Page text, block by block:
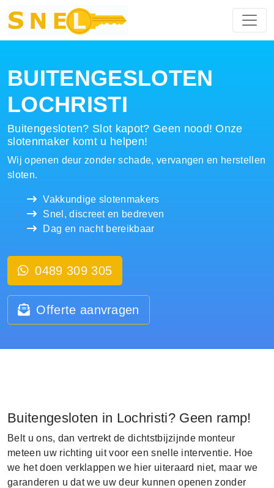
Hoofdnavigatie
BUITENGESLOTEN
LOCHRISTI
Buitengesloten? Slot kapot? Geen nood! Onze
slotenmaker komt u helpen!
Wij openen deur zonder schade, vervangen en herstellen
sloten.
Vakkundige slotenmakers
Snel, discreet en bedreven
Dag en nacht bereikbaar
0489 309 305
Offerte aanvragen
Buitengesloten in Lochristi? Geen ramp!
Belt u ons, dan vertrekt de dichtstbijzijnde monteur
meteen uw richting uit voor een snelle interventie. Hoe
we het doen verklappen we hier uiteraard niet, maar we
garanderen u dat we uw deur kunnen openen zonder